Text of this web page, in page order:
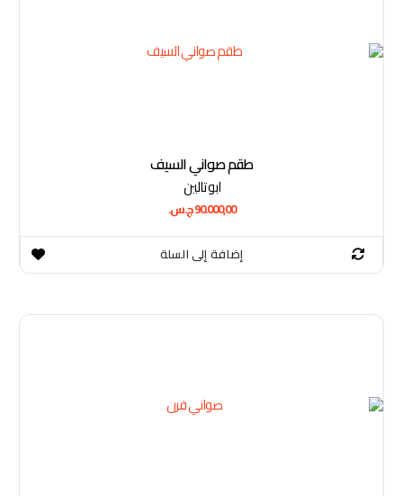
طقم صواني السيف
ابو تالين
90.000,00ج.س.
إضافة إلى السلة